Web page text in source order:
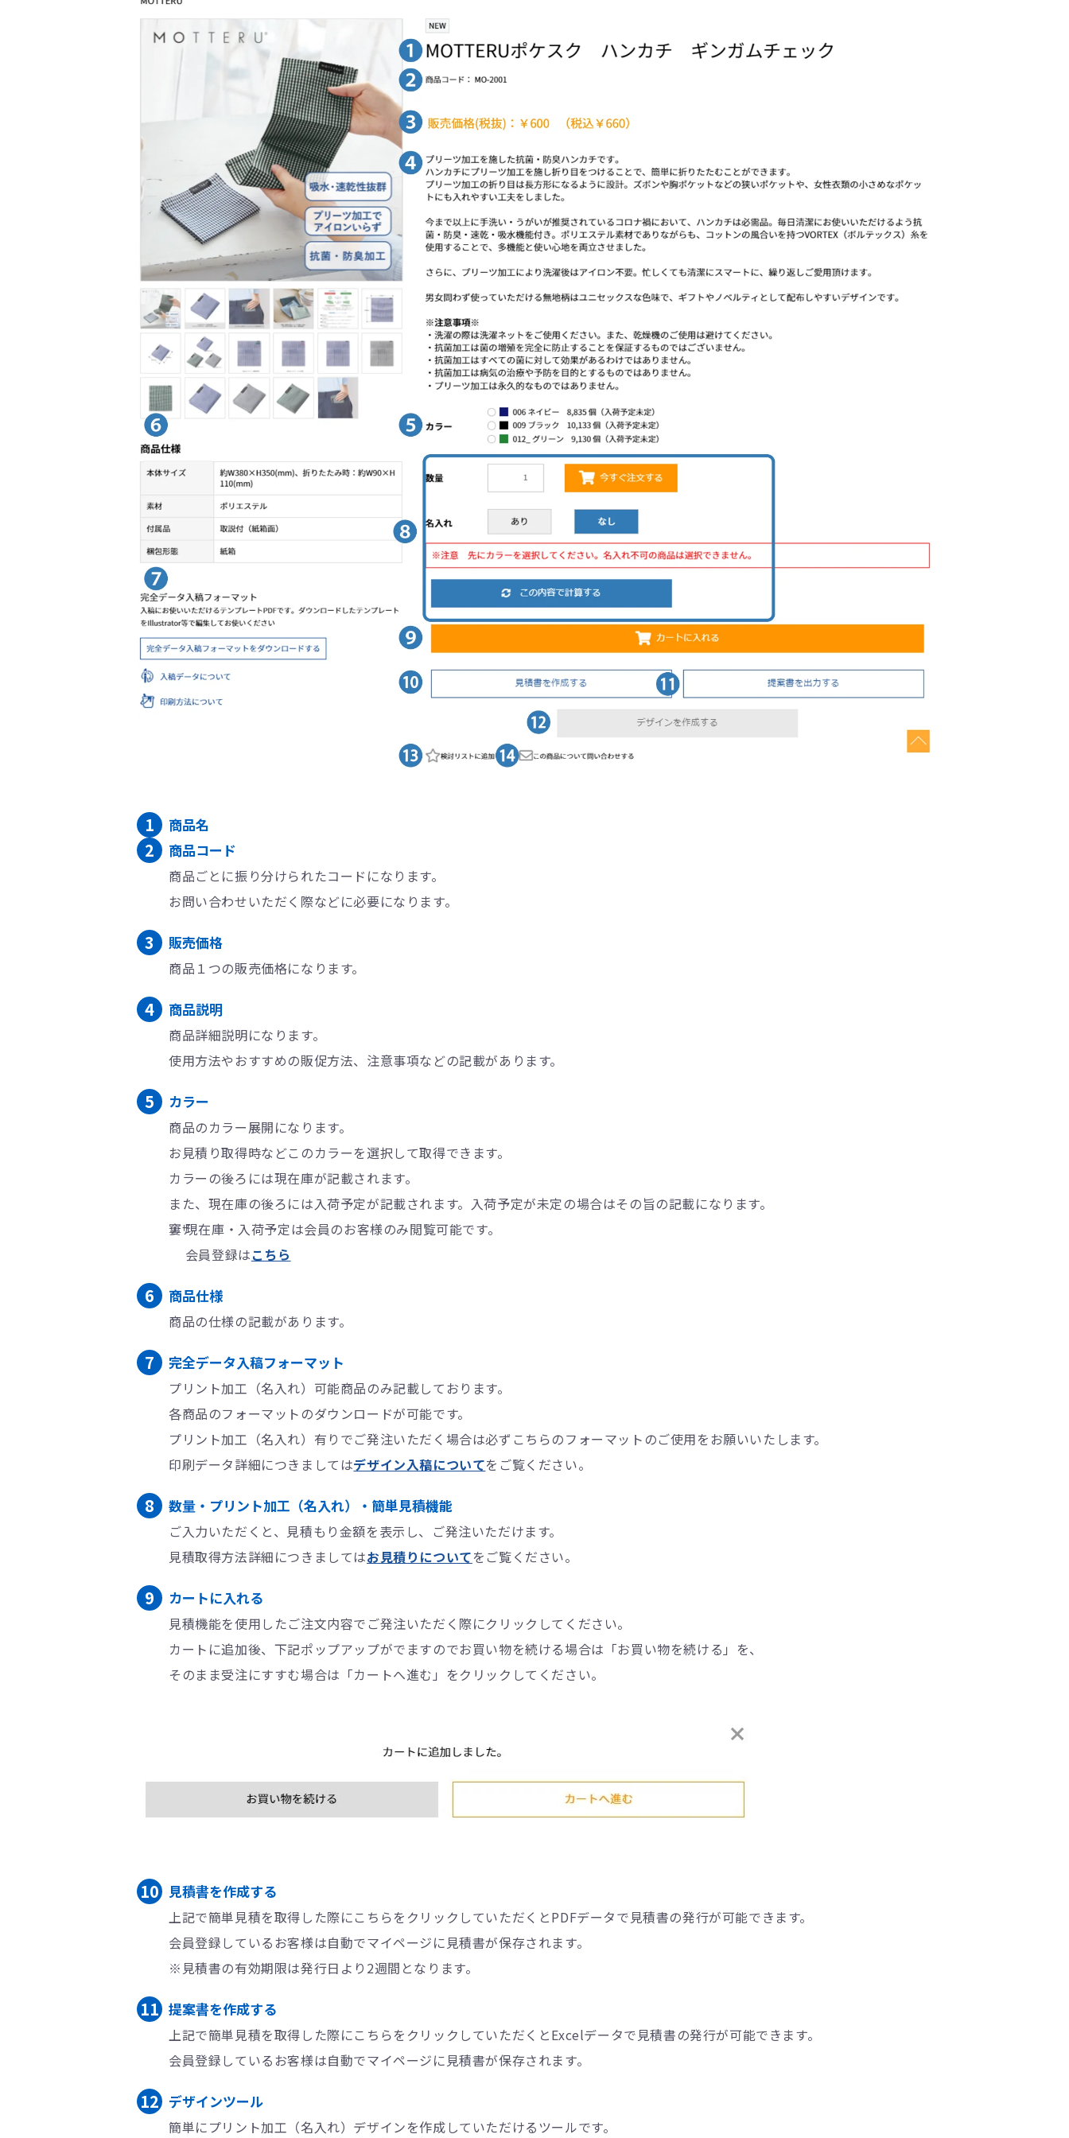
商品名
商品コード
商品ごとに振り分けられたコードになります。
お問い合わせいただく際などに必要になります。
販売価格
商品１つの販売価格になります。
商品説明
商品詳細説明になります。
使用方法やおすすめの販促方法、注意事項などの記載があります。
カラー
商品のカラー展開になります。
お見積り取得時などこのカラーを選択して取得できます。
カラーの後ろには現在庫が記載されます。
また、現在庫の後ろには入荷予定が記載されます。入荷予定が未定の場合はその旨の記載になります。
現在庫・入荷予定は会員のお客様のみ閲覧可能です。
会員登録はこちら
商品仕様
商品の仕様の記載があります。
完全データ入稿フォーマット
プリント加工（名入れ）可能商品のみ記載しております。
各商品のフォーマットのダウンロードが可能です。
プリント加工（名入れ）有りでご発注いただく場合は必ずこちらのフォーマットのご使用をお願いいたします。
印刷データ詳細につきましてはデザイン入稿についてをご覧ください。
数量・プリント加工（名入れ）・簡単見積機能
ご入力いただくと、見積もり金額を表示し、ご発注いただけます。
見積取得方法詳細につきましてはお見積りについてをご覧ください。
カートに入れる
見積機能を使用したご注文内容でご発注いただく際にクリックしてください。
カートに追加後、下記ポップアップがでますのでお買い物を続ける場合は「お買い物を続ける」を、
そのまま受注にすすむ場合は「カートへ進む」をクリックしてください。
見積書を作成する
上記で簡単見積を取得した際にこちらをクリックしていただくとPDFデータで見積書の発行が可能できます。
会員登録しているお客様は自動でマイページに見積書が保存されます。
※見積書の有効期限は発行日より2週間となります。
提案書を作成する
上記で簡単見積を取得した際にこちらをクリックしていただくとExcelデータで見積書の発行が可能できます。
会員登録しているお客様は自動でマイページに見積書が保存されます。
デザインツール
簡単にプリント加工（名入れ）デザインを作成していただけるツールです。